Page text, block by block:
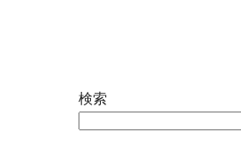
検索